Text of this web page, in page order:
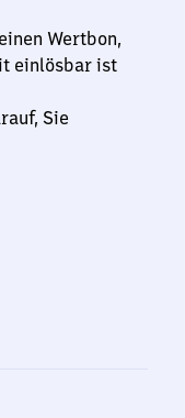
Wertbon,
einlösbar ist
Sie